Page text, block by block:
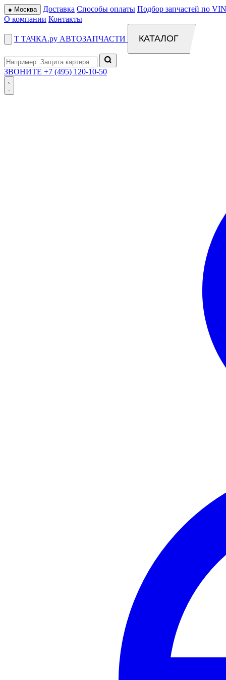
● Москва Доставка Способы оплаты Подбор запчастей по
О компании Контакты
Т ТАЧКА.ру АВТОЗАПЧАСТИ КАТАЛОГ
ЗВОНИТЕ +7 (495) 120-10-50